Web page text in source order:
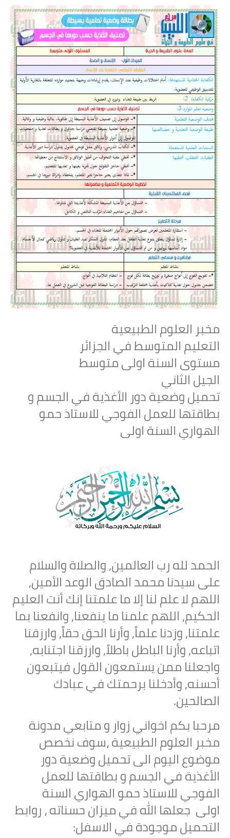
مخبر العلوم الطبيعية
التعليم المتوسط في الجزائر
مستوى السنة اولى متوسط
الجيل الثاني
تحميل وضعية دور الأغذية في الجسم و
بطاقتها للعمل الفوجي للاستاذ حمو
الهواري السنة اولى
الحمد لله رب العالمين, والصلاة والسلام
على سيدنا محمد الصادق الوعد الأمين,
اللهم لا علم لنا إلا ما علمتنا إنك أنت العليم
الحكيم, اللهم علمنا ما ينفعنا, وانفعنا بما
علمتنا, وزدنا علماً, وأرنا الحق حقاً, وارزقنا
اتباعه, وأرنا الباطل باطلاً, وارزقنا اجتنابه,
واجعلنا ممن يستمعون القول فيتبعون
أحسنه, وأدخلنا برحمتك في عبادك
الصالحين.
مرحبا بكم اخواني زوار و متابعي مدونة
مخبر العلوم الطبيعية ،سوف نخصص
موضوع اليوم الىتحميل وضعية دور
الأغذية في الجسم و بطاقتها للعمل
الفوجي للاستاذ حمو الهواري السنة
اولى جعلها الله في ميزان حسناته ، روابط
التحميل موجودة في الاسفل: